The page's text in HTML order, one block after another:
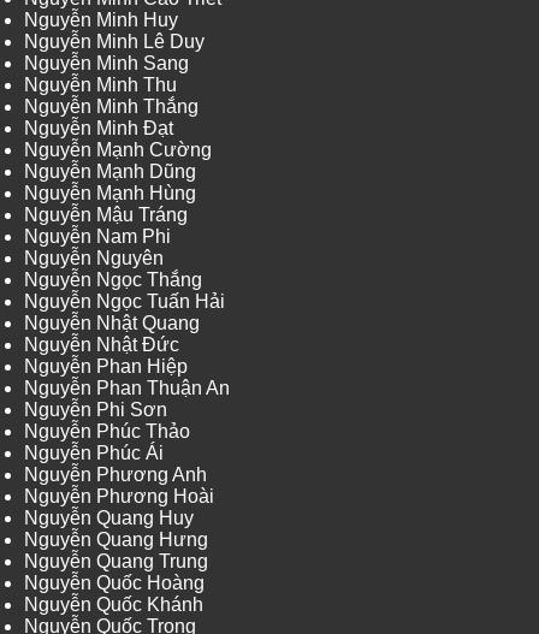
Nguyễn Minh Huy
Nguyễn Minh Lê Duy
Nguyễn Minh Sang
Nguyễn Minh Thu
Nguyễn Minh Thắng
Nguyễn Minh Đạt
Nguyễn Mạnh Cường
Nguyễn Mạnh Dũng
Nguyễn Mạnh Hùng
Nguyễn Mậu Tráng
Nguyễn Nam Phi
Nguyễn Nguyên
Nguyễn Ngọc Thắng
Nguyễn Ngọc Tuấn Hải
Nguyễn Nhật Quang
Nguyễn Nhật Đức
Nguyễn Phan Hiệp
Nguyễn Phan Thuận An
Nguyễn Phi Sơn
Nguyễn Phúc Thảo
Nguyễn Phúc Ái
Nguyễn Phương Anh
Nguyễn Phương Hoài
Nguyễn Quang Huy
Nguyễn Quang Hưng
Nguyễn Quang Trung
Nguyễn Quốc Hoàng
Nguyễn Quốc Khánh
Nguyễn Quốc Trọng